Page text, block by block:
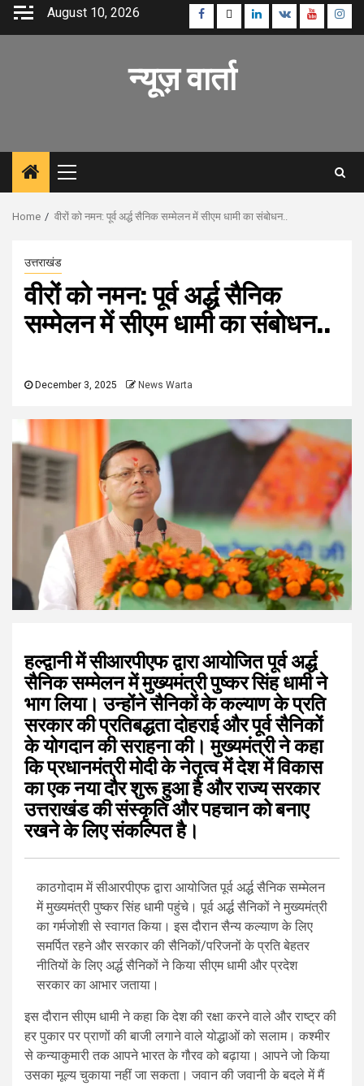
Skip
August 10, 2026 Facebook
TwitterLinkedin
VK Youtube
न्यूज़ वार्ता
Primary
Menu
Home वीरों को नमन: पूर्व अर्द्ध सैनिक सम्मेलन में सीएम धामी का संबोधन..
उत्तराखंड
वीरों को नमन: पूर्व अर्द्ध सैनिक
सम्मेलन में सीएम धामी का संबोधन..
December 3, 2025 News Warta
हल्द्वानी में सीआरपीएफ द्वारा आयोजित पूर्व अर्द्ध
सैनिक सम्मेलन में मुख्यमंत्री पुष्कर सिंह धामी ने
भाग लिया। उन्होंने सैनिकों के कल्याण के प्रति
सरकार की प्रतिबद्धता दोहराई और पूर्व सैनिकों
के योगदान की सराहना की। मुख्यमंत्री ने कहा
कि प्रधानमंत्री मोदी के नेतृत्व में देश में विकास
का एक नया दौर शुरू हुआ है और राज्य सरकार
उत्तराखंड की संस्कृति और पहचान को बनाए
रखने के लिए संकल्पित है।
काठगोदाम में सीआरपीएफ द्वारा आयोजित पूर्व अर्द्ध सैनिक सम्मेलन
में मुख्‍यमंत्री पुष्कर सिंह धामी पहुंचे। पूर्व अर्द्ध सैनिकों ने मुख्यमंत्री
का गर्मजोशी से स्वागत किया। इस दौरान सैन्य कल्याण के लिए
समर्पित रहने और सरकार की सैनिकों/परिजनों के प्रति बेहतर
नीतियों के लिए अर्द्ध सैनिकों ने किया सीएम धामी और प्रदेश
सरकार का आभार जताया।
इस दौरान सीएम धामी ने कहा कि देश की रक्षा करने वाले और राष्ट्र की
हर पुकार पर प्राणों की बाजी लगाने वाले योद्धाओं को सलाम। कश्मीर
से कन्याकुमारी तक आपने भारत के गौरव को बढ़ाया। आपने जो किया
उसका मूल्य चुकाया नहीं जा सकता। जवान की जवानी के बदले में मैं